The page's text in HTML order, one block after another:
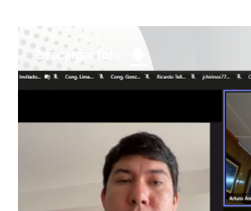
Descargar foto